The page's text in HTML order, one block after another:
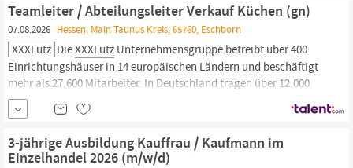
Teamleiter / Abteilungsleiter Verkauf Küchen (gn)
07.08.2026 Hessen, Main Taunus Kreis, 65760, Eschborn
XXXLutz DieXXXLutz Unternehmensgruppe betreibt über 400
Einrichtungshäuser in 14 europäischen Ländern und beschäftigt
mehr als 27.600 Mitarbeiter. In Deutschland tragen über 12.000
Mitarbeiter zum Erfolg der Gruppe bei, die hierzulande 58
Einrichtungshäuser und 54 mömax Trendmöbelhäuser betreibt.
Mit einem Jahresumsatz von 6,4 Milliarden Euro ist die
Gruppeeiner der drei größten...
3-jährige Ausbildung Kauffrau / Kaufmann im
Einzelhandel 2026 (m/w/d)